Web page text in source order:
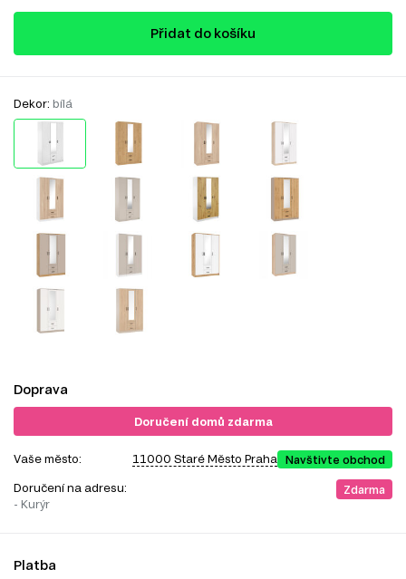
Přidat do košíku
Dekor: bílá
Doprava
Doručení domů zdarma
Vaše město: 11000 Staré Město Praha Navštivte obchod
Doručení na adresu:
- Kurýr
Zdarma
Platba